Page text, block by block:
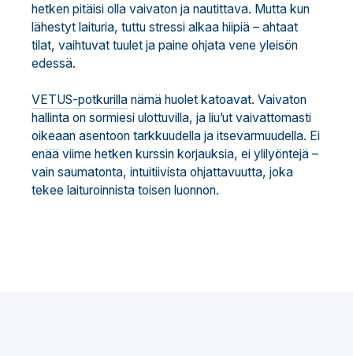
hetken pitäisi olla vaivaton ja nautittava. Mutta kun
lähestyt laituria, tuttu stressi alkaa hiipiä – ahtaat
tilat, vaihtuvat tuulet ja paine ohjata vene yleisön
edessä.
VETUS-potkurilla nämä huolet katoavat. Vaivaton
hallinta on sormiesi ulottuvilla, ja liu’ut vaivattomasti
oikeaan asentoon tarkkuudella ja itsevarmuudella. Ei
enää viime hetken kurssin korjauksia, ei ylilyöntejä –
vain saumatonta, intuitiivista ohjattavuutta, joka
tekee laituroinnista toisen luonnon.